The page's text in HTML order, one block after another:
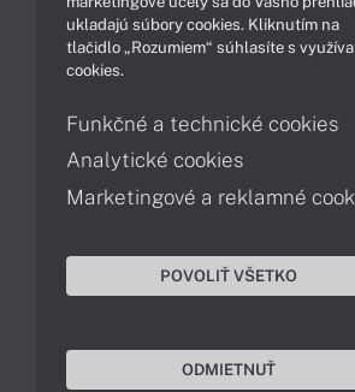
Obsah
Možnosti
Podpora a servis
Servisné služby
Kontakty
043 4224 771
Obchodné
ukladajú súbory cookies. Kliknutím na
tlačidlo „Rozumiem“ súhlasíte s
cookies.
Funkčné a technické cookies
Analytické cookies
Marketingové a reklamné
POVOLIŤ VŠETKO
ODMIETNUŤ